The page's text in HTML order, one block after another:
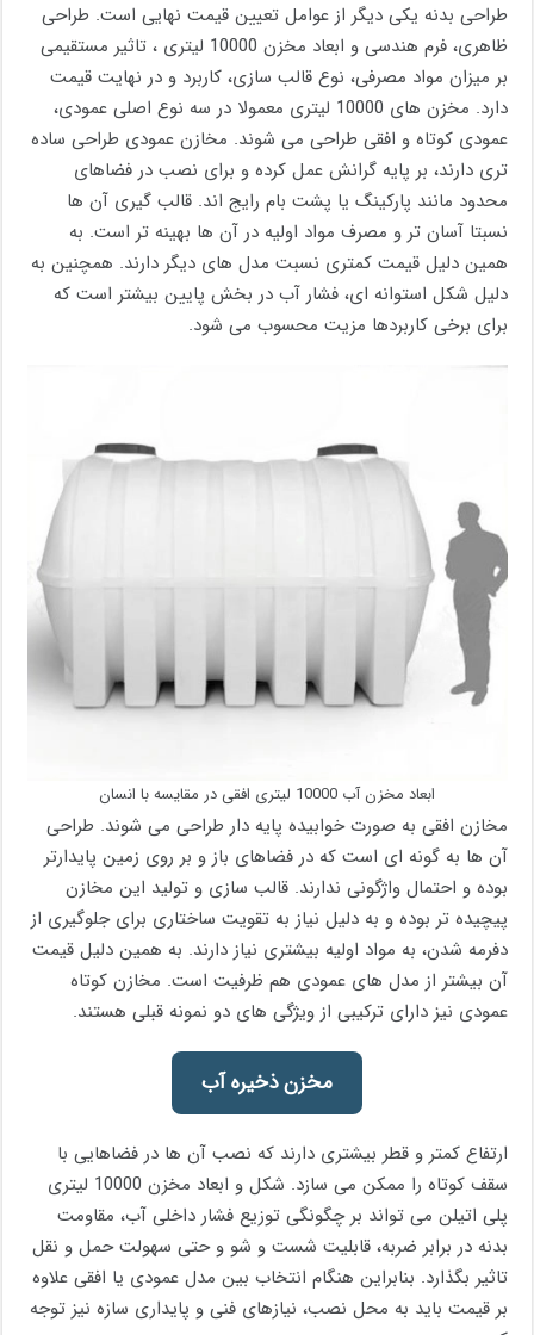
طراحی بدنه یکی دیگر از عوامل تعیین قیمت نهایی است. طراحی
ظاهری، فرم هندسی و ابعاد مخزن 10000 لیتری ، تاثیر مستقیمی
بر میزان مواد مصرفی، نوع قالب سازی، کاربرد و در نهایت قیمت
دارد. مخزن های 10000 لیتری معمولا در سه نوع اصلی عمودی،
عمودی کوتاه و افقی طراحی می شوند. مخازن عمودی طراحی ساده
تری دارند، بر پایه گرانش عمل کرده و برای نصب در فضاهای
محدود مانند پارکینگ یا پشت بام رایج اند. قالب گیری آن ها
نسبتا آسان تر و مصرف مواد اولیه در آن ها بهینه تر است. به
همین دلیل قیمت کمتری نسبت مدل های دیگر دارند. همچنین به
دلیل شکل استوانه ای، فشار آب در بخش پایین بیشتر است که
برای برخی کاربردها مزیت محسوب می شود.
ابعاد مخزن آب 10000 لیتری افقی در مقایسه با انسان
مخازن افقی به صورت خوابیده پایه دار طراحی می شوند. طراحی
آن ها به گونه ای است که در فضاهای باز و بر روی زمین پایدارتر
بوده و احتمال واژگونی ندارند. قالب سازی و تولید این مخازن
پیچیده تر بوده و به دلیل نیاز به تقویت ساختاری برای جلوگیری از
دفرمه شدن، به مواد اولیه بیشتری نیاز دارند. به همین دلیل قیمت
آن بیشتر از مدل های عمودی هم ظرفیت است. مخازن کوتاه
عمودی نیز دارای ترکیبی از ویژگی های دو نمونه قبلی هستند.
مخزن ذخیره آب
ارتفاع کمتر و قطر بیشتری دارند که نصب آن ها در فضاهایی با
سقف کوتاه را ممکن می سازد. شکل و ابعاد مخزن 10000 لیتری
پلی اتیلن می تواند بر چگونگی توزیع فشار داخلی آب، مقاومت
بدنه در برابر ضربه، قابلیت شست و شو و حتی سهولت حمل و نقل
تاثیر بگذارد. بنابراین هنگام انتخاب بین مدل عمودی یا افقی علاوه
بر قیمت باید به محل نصب، نیازهای فنی و پایداری سازه نیز توجه